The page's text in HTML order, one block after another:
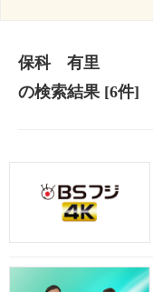
保科 有里
の検索結果[6件]